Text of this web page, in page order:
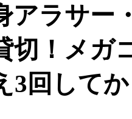
アラサー
切！メガ
3回して